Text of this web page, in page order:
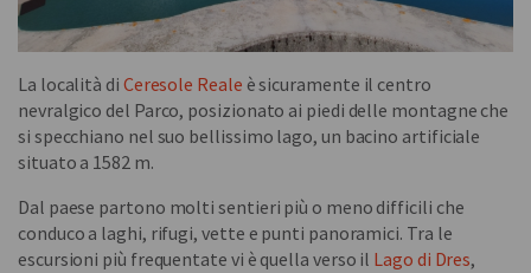
La località di Ceresole Reale è sicuramente il centro
nevralgico del Parco, posizionato ai piedi delle montagne che
si specchiano nel suo bellissimo lago, un bacino artificiale
situato a 1582 m.
Dal paese partono molti sentieri più o meno difficili che
conduco a laghi, rifugi, vette e punti panoramici. Tra le
escursioni più frequentate vi è quella verso il Lago di Dres,